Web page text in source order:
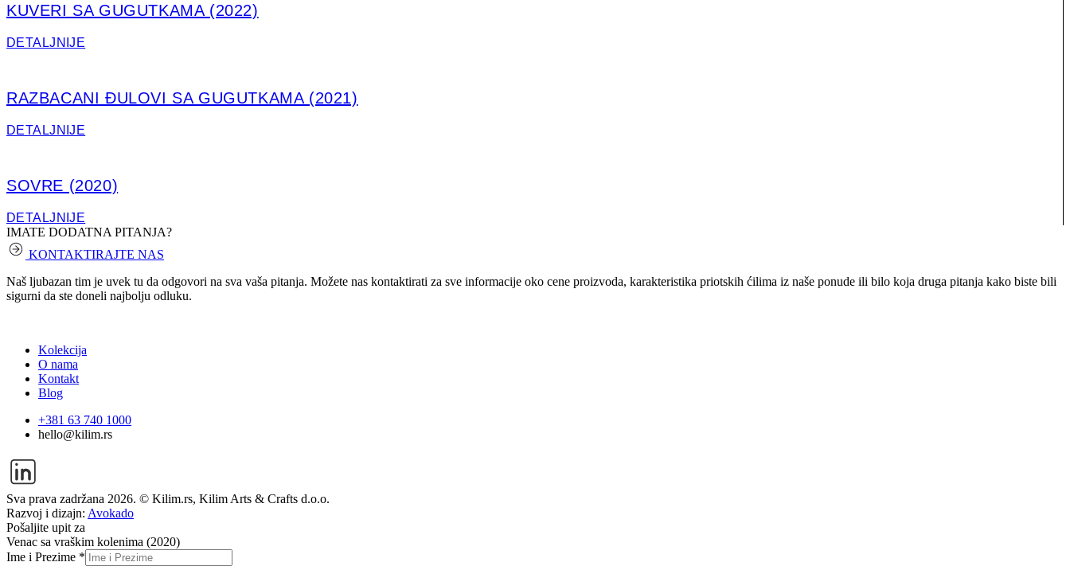
KUVERI SA GUGUTKAMA (2022)
DETALJNIJE
RAZBACANI ĐULOVI SA GUGUTKAMA (2021)
DETALJNIJE
SOVRE (2020)
DETALJNIJE
IMATE DODATNA PITANJA?
KONTAKTIRAJTE NAS
Naš ljubazan tim je uvek tu da odgovori na sva vaša pitanja. Možete nas kontaktirati za sve informacije oko cene proizvoda, karakteristika priotskih ćilima iz naše ponude ili bilo koja druga pitanja kako biste bili
sigurni da ste doneli najbolju odluku.
Kolekcija
O nama
Kontakt
Blog
+381 63 740 1000
hello@kilim.rs
Sva prava zadržana 2026. © Kilim.rs, Kilim Arts & Crafts d.o.o.
Razvoj i dizajn: Avokado
Pošaljite upit za
Venac sa vraškim kolenima (2020)
Ime i Prezime *